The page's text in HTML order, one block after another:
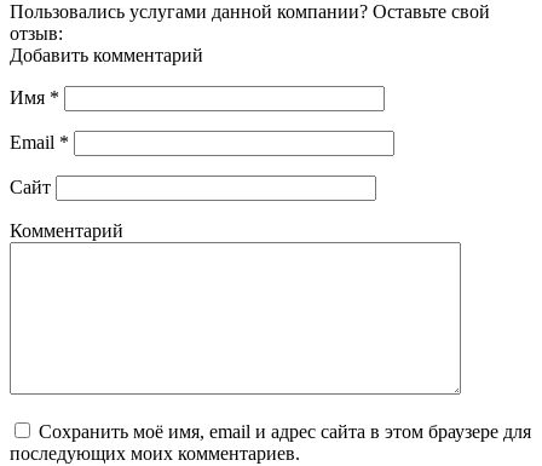
Пользовались услугами данной компании? Оставьте свой
отзыв:
Добавить комментарий
Имя *
Email *
Сайт
Комментарий
Сохранить моё имя, email и адрес сайта в этом браузере для
последующих моих комментариев.